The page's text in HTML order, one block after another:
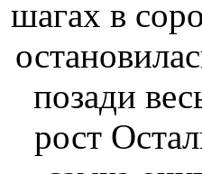
шагах в
позади
рост